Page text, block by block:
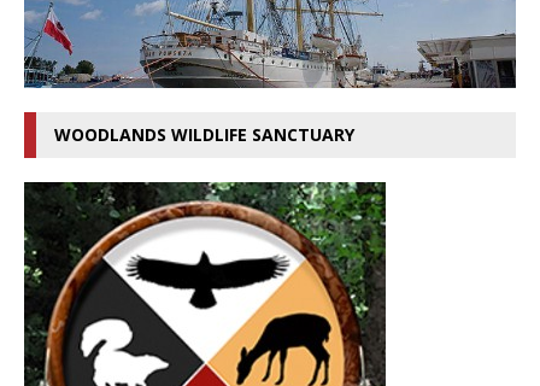
WOODLANDS WILDLIFE SANCTUARY